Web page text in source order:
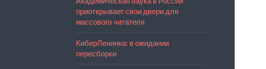
приоткрывает свои двери для
массового читателя
КиберЛенинка: в ожидании
пересборки